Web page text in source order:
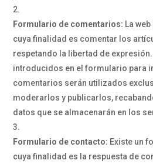
Formulario de comentarios: La
cuya finalidad es comentar los
respetando la libertad de
introducidos en el formulario para
comentarios serán utilizados
moderarlos y publicarlos,
datos que se almacenarán en los
Formulario de contacto: Existe un
cuya finalidad es la respuesta de